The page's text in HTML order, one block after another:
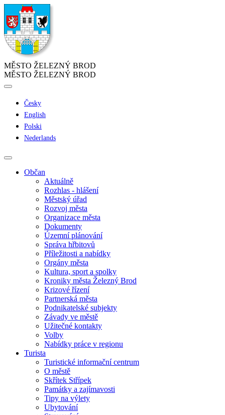
MĚSTO ŽELEZNÝ BROD
MĚSTO ŽELEZNÝ BROD
Česky
English
Polski
Nederlands
Občan
Aktuálně
Rozhlas - hlášení
Městský úřad
Rozvoj města
Organizace města
Dokumenty
Územní plánování
Správa hřbitovů
Příležitosti a nabídky
Orgány města
Kultura, sport a spolky
Kroniky města Železný Brod
Krizové řízení
Partnerská města
Podnikatelské subjekty
Závady ve městě
Užitečné kontakty
Volby
Nabídky práce v regionu
Turista
Turistické informační centrum
O městě
Skřítek Střípek
Památky a zajímavosti
Tipy na výlety
Ubytování